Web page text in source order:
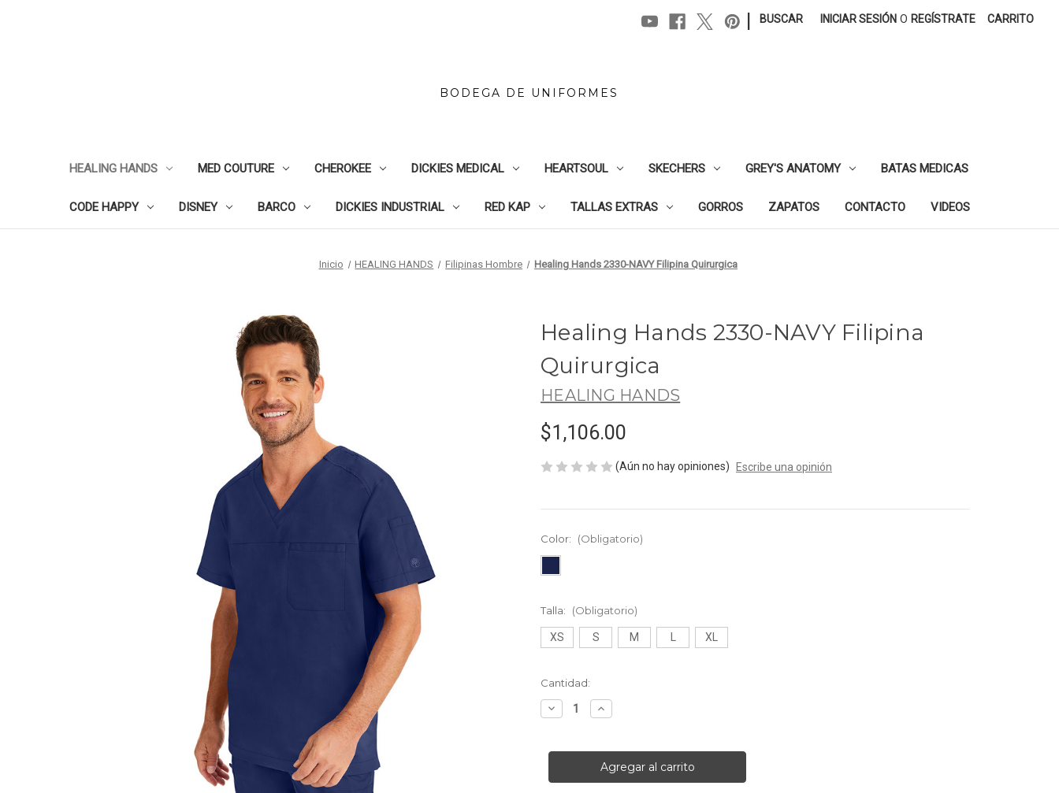
BUSCAR INICIAR SESIÓN O REGÍSTRATE CARRITO
BODEGA DE UNIFORMES
HEALING HANDS MED COUTURE CHEROKEE DICKIES MEDICAL HEARTSOUL SKECHERS GREY'S ANATOMY BATAS MEDICAS
CODE HAPPY DISNEY BARCO DICKIES INDUSTRIAL RED KAP TALLAS EXTRAS GORROS ZAPATOS CONTACTO VIDEOS
Inicio HEALING HANDS Filipinas Hombre Healing Hands 2330-NAVY Filipina Quirurgica
Healing Hands 2330-NAVY Filipina
Quirurgica
HEALING HANDS
$1,106.00
(Aún no hay opiniones) Escribe una opinión
Color: (Obligatorio)
Talla: (Obligatorio)
XS S M XL
Existencias
actuales:
Cantidad:
Disminuir
la
Healing
NAVY
Aumentar
la
Healing
Hands
2330-
NAVY